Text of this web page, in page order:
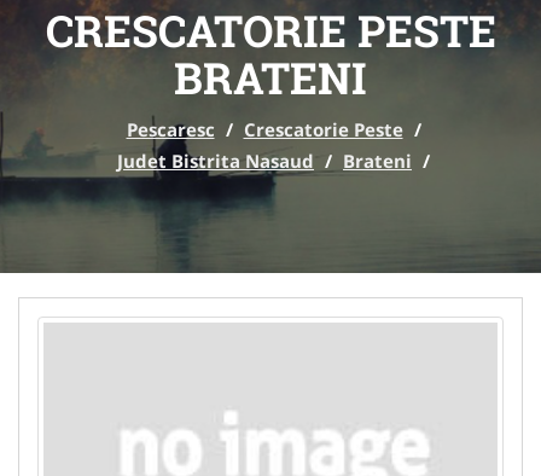
CRESCATORIE PESTE
BRATENI
Pescaresc / Crescatorie Peste /
Judet Bistrita Nasaud / Brateni /